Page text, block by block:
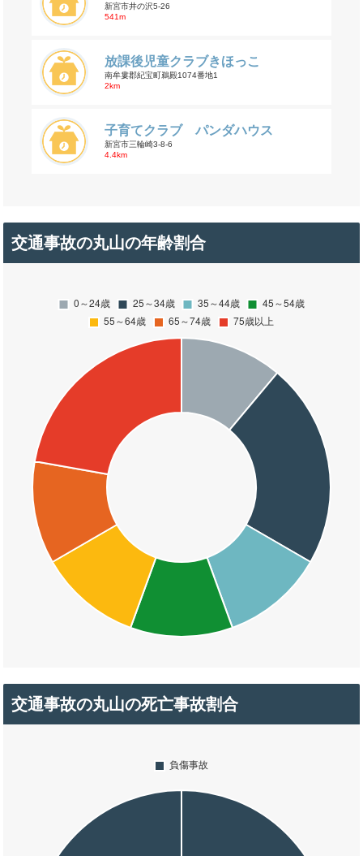
新宮市井の沢5-26
541m
放課後児童クラブきほっこ
南牟婁郡紀宝町鵜殿1074番地1
2km
子育てクラブ パンダハウス
新宮市三輪崎3-8-6
4.4km
交通事故の丸山の年齢割合
交通事故の丸山の死亡事故割合